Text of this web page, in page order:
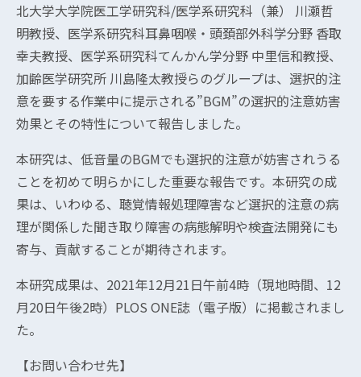
北大学大学院医工学研究科/医学系研究科（兼） 川瀬哲
明教授、医学系研究科耳鼻咽喉・頭頚部外科学分野 香取
幸夫教授、医学系研究科てんかん学分野 中里信和教授、
加齢医学研究所 川島隆太教授らのグループは、選択的注
意を要する作業中に提示される”BGM”の選択的注意妨害
効果とその特性について報告しました。
本研究は、低音量のBGMでも選択的注意が妨害されうる
ことを初めて明らかにした重要な報告です。本研究の成
果は、いわゆる、聴覚情報処理障害など選択的注意の病
理が関係した聞き取り障害の病態解明や検査法開発にも
寄与、貢献することが期待されます。
本研究成果は、2021年12月21日午前4時（現地時間、12
月20日午後2時）PLOS ONE誌（電子版）に掲載されまし
た。
【お問い合わせ先】